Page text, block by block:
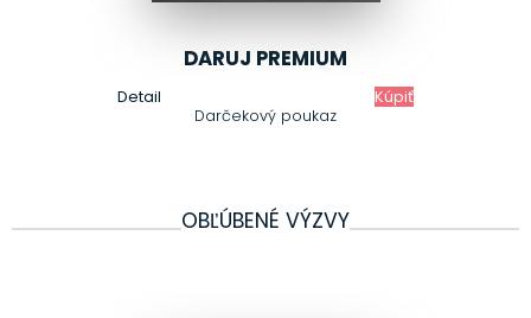
DARUJ PREMIUM
Darčekový poukaz
Detail Kúpiť
OBĽÚBENÉ VÝZVY